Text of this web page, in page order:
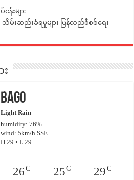
းများ
သိမ်းဆည်းခံရမှုများ ပြန်လည်စီစစ်ရေး
Bago
Light Rain
humidity: 76%
wind: 5km/h SSE
H 29 • L 29
26 C 25C 29C